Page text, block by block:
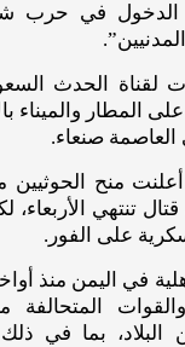
الدخول في حرب
الحدث
المطار والميناء
العاصمة صنعاء.
منح
قتال تنتهي
على الفور.
المتحالفة
البلاد، بما في